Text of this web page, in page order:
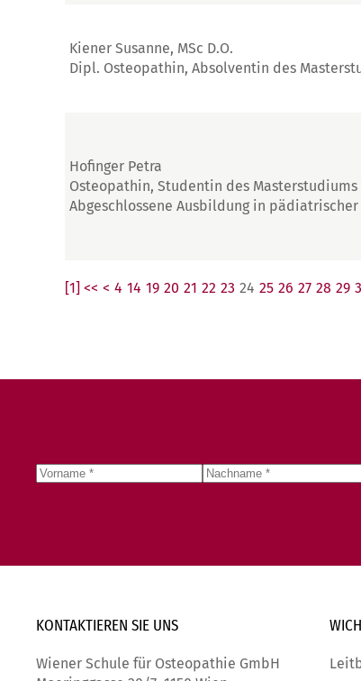
Kiener Susanne, MSc D.O.
Dipl. Osteopathin, Absolventin des
Hofinger Petra
Osteopathin, Studentin des
Abgeschlossene Ausbildung in
[1] << < 4 14 19 20 21 22 23 24 25 26 27 28 29
KONTAKTIEREN SIE UNS
Wiener Schule für Osteopathie GmbH